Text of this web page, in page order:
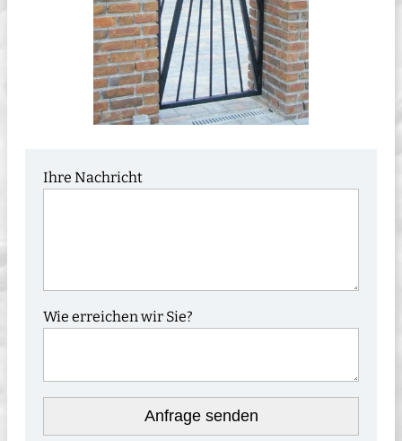
Ihre Nachricht
Wie erreichen wir Sie?
Anfrage senden